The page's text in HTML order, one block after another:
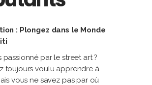
: Plongez dans le Monde
passionné par le street art ?
toujours voulu apprendre à
vous ne savez pas par où